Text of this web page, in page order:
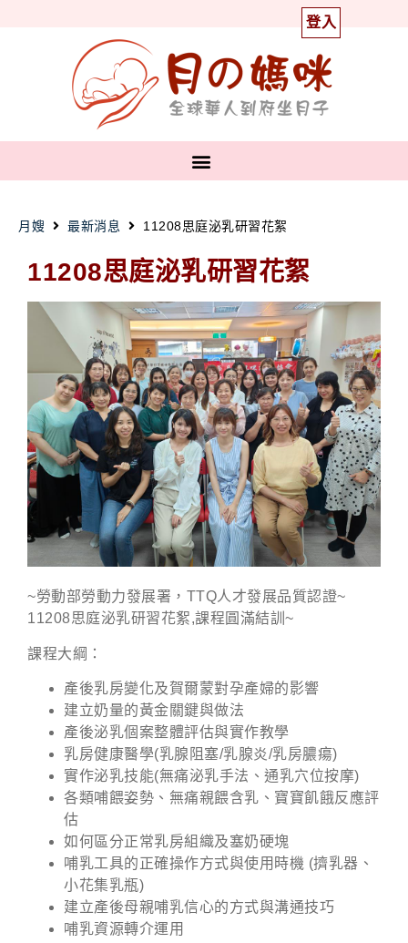
登入
月嫂 最新消息 11208思庭泌乳研習花絮
11208思庭泌乳研習花絮
~勞動部勞動力發展署，TTQ人才發展品質認證~
11208思庭泌乳研習花絮,課程圓滿結訓~
課程大綱：
產後乳房變化及賀爾蒙對孕產婦的影響
建立奶量的黃金關鍵與做法
產後泌乳個案整體評估與實作教學
乳房健康醫學(乳腺阻塞/乳腺炎/乳房膿瘍)
實作泌乳技能(無痛泌乳手法、通乳穴位按摩)
各類哺餵姿勢、無痛親餵含乳、寶寶飢餓反應評
估
如何區分正常乳房組織及塞奶硬塊
哺乳工具的正確操作方式與使用時機 (擠乳器、
小花集乳瓶)
建立產後母親哺乳信心的方式與溝通技巧
哺乳資源轉介運用